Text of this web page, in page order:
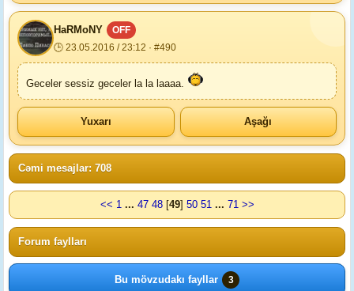
HaRMoNY
OFF
🕒 23.05.2016 / 23:12 · #490
Geceler sessiz geceler la la laaaa.
Yuxarı Aşağı
Cəmi mesajlar: 708
<< 1 ... 47 48[49] 50 51 ... 71 >>
Forum faylları
Bu mövzudakı fayllar 3